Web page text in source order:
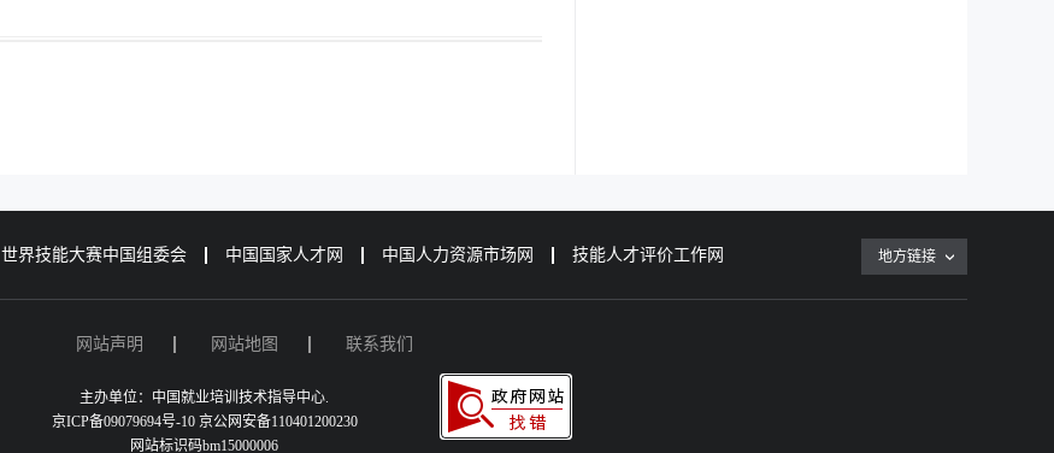
世界技能大赛中国组委会 中国国家人才网 中国人力资源市场网 技能人才评价工作网 地方链接
网站声明 网站地图 联系我们
主办单位：中国就业培训技术指导中心.
京ICP备09079694号-10 京公网安备110401200230
网站标识码bm15000006